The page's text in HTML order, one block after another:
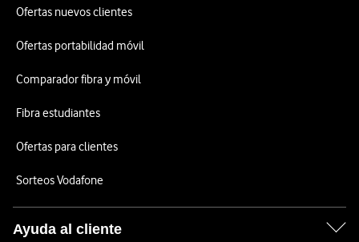
Ofertas nuevos clientes
Ofertas portabilidad móvil
Comparador fibra y móvil
Fibra estudiantes
Ofertas para clientes
Sorteos Vodafone
Ayuda al cliente